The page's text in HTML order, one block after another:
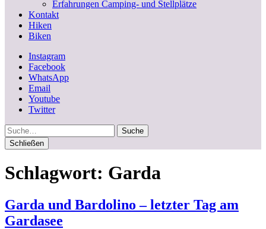
Erfahrungen Camping- und Stellplätze
Kontakt
Hiken
Biken
Instagram
Facebook
WhatsApp
Email
Youtube
Twitter
Suche
Schließen
Schlagwort: Garda
Garda und Bardolino – letzter Tag am
Gardasee